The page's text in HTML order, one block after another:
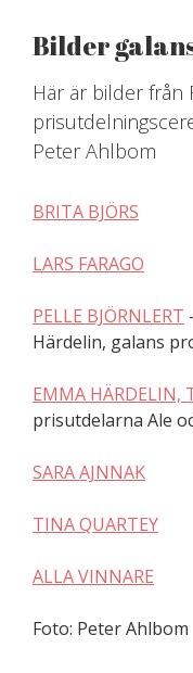
Bilder
Här är bilder från
Peter Ahlbom
BRITA BJÖRS
LARS FARAGO
PELLE BJÖRNLERT
Härdelin, galans
EMMA HÄRDELIN,
prisutdelarna Ale
SARA AJNNAK
TINA QUARTEY
ALLA VINNARE
Foto: Peter Ahlbom